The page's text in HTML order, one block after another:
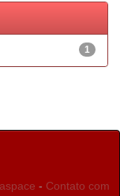
1
- Contato com